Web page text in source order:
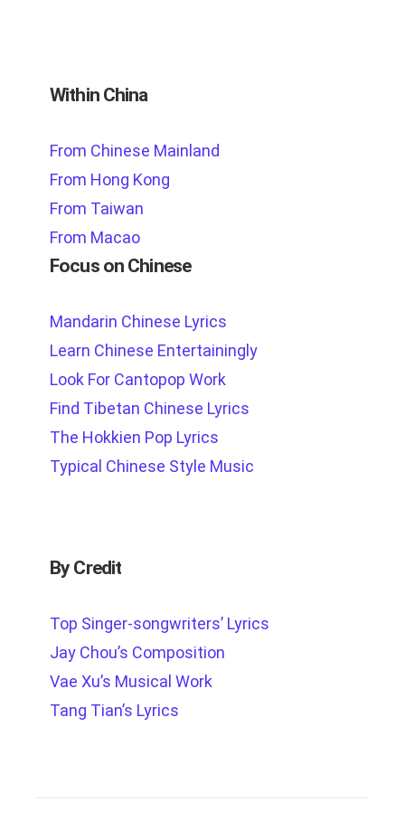
Within China
From Chinese Mainland
From Hong Kong
From Taiwan
From Macao
Focus on Chinese
Mandarin Chinese Lyrics
Learn Chinese Entertainingly
Look For Cantopop Work
Find Tibetan Chinese Lyrics
The Hokkien Pop Lyrics
Typical Chinese Style Music
By Credit
Top Singer-songwriters’ Lyrics
Jay Chou’s Composition
Vae Xu’s Musical Work
Tang Tian’s Lyrics